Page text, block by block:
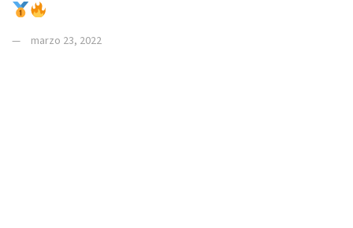
marzo 23, 2022